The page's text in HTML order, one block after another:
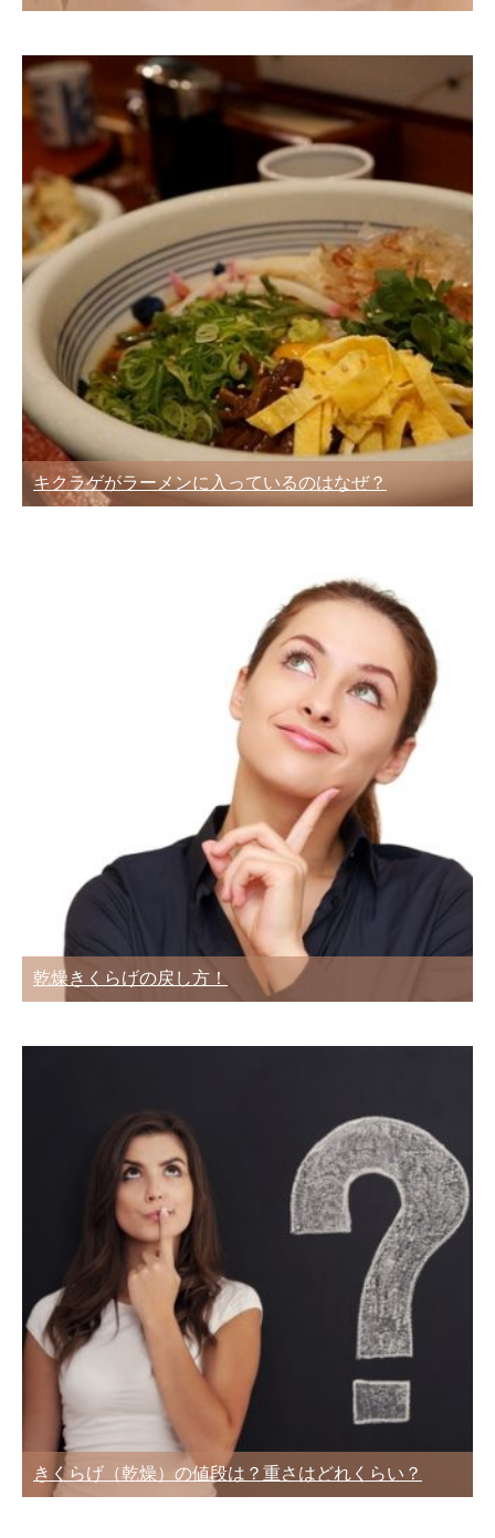
キクラゲがラーメンに入っているのはなぜ？
乾燥きくらげの戻し方！
きくらげ（乾燥）の値段は？重さはどれくらい？